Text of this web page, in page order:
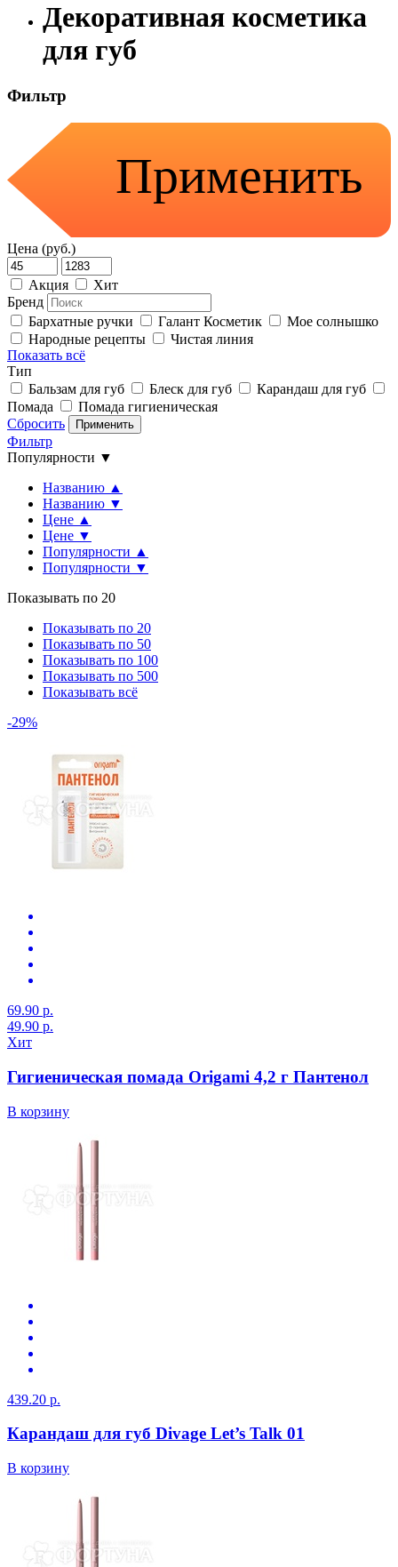
Декоративная косметика
для губ
Фильтр
Применить
Цена (руб.)
Акция
Хит
Бренд
Бархатные ручки
Галант Косметик
Мое солнышко
Народные рецепты
Чистая линия
Показать всё
Тип
Бальзам для губ
Блеск для губ
Карандаш для губ
Помада
Помада гигиеническая
Сбросить
Применить
Фильтр
Популярности ▼
Названию ▲
Названию ▼
Цене ▲
Цене ▼
Популярности ▲
Популярности ▼
Показывать по 20
Показывать по 20
Показывать по 50
Показывать по 100
Показывать по 500
Показывать всё
-29%
69.90 р.
49.90 р.
Хит
Гигиеническая помада Origami 4,2 г Пантенол
В корзину
439.20 р.
Карандаш для губ Divage Let’s Talk 01
В корзину